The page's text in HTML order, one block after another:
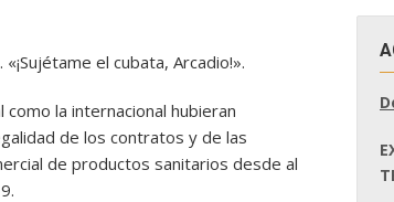
el cubata, Arcadio!».
la internacional hubieran
de los contratos y de las
de productos sanitarios desde al